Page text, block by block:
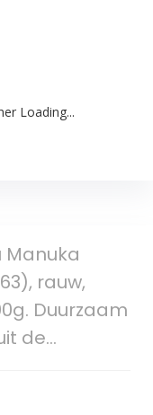
Loading...
Manuka
rauw,
Duurzaam
de…